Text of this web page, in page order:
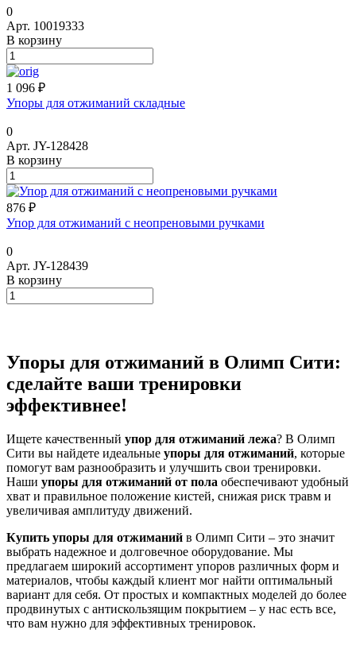
0
Арт. 10019333
В корзину
1 096 ₽
Упоры для отжиманий складные
0
Арт. JY-128428
В корзину
876 ₽
Упор для отжиманий с неопреновыми ручками
0
Арт. JY-128439
В корзину
Упоры для отжиманий в Олимп Сити:
сделайте ваши тренировки
эффективнее!
Ищете качественный упор для отжиманий лежа? В Олимп
Сити вы найдете идеальные упоры для отжиманий, которые
помогут вам разнообразить и улучшить свои тренировки.
Наши упоры для отжиманий от пола обеспечивают удобный
хват и правильное положение кистей, снижая риск травм и
увеличивая амплитуду движений.
Купить упоры для отжиманий в Олимп Сити – это значит
выбрать надежное и долговечное оборудование. Мы
предлагаем широкий ассортимент упоров различных форм и
материалов, чтобы каждый клиент мог найти оптимальный
вариант для себя. От простых и компактных моделей до более
продвинутых с антискользящим покрытием – у нас есть все,
что вам нужно для эффективных тренировок.